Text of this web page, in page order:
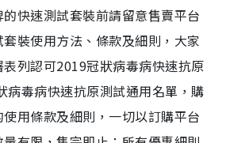
快速測試套裝前請留意售賣平台
裝使用方法、條款及細則，大家
列認可2019冠狀病毒病快速抗原
病毒病快速抗原測試通用名單，購
用條款及細則，一切以訂購平台